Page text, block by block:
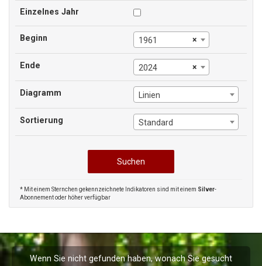
Einzelnes Jahr
Beginn ×
1961
Ende ×
2024
Diagramm Linien
Sortierung Standard
* Mit einem Sternchen gekennzeichnete Indikatoren sind mit einem Silver-
Abonnement oder höher verfügbar
Wenn Sie nicht gefunden haben, wonach Sie gesucht